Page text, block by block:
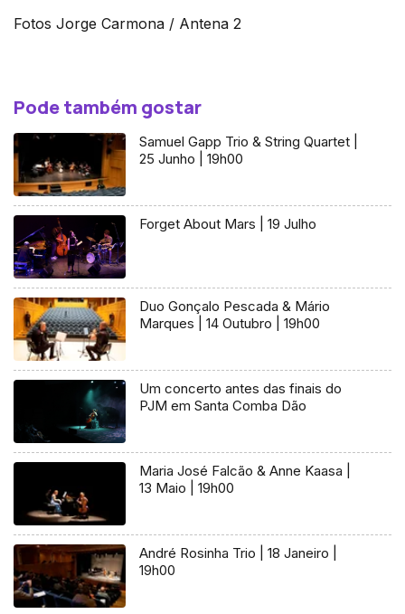
Fotos Jorge Carmona / Antena 2
Pode também gostar
Samuel Gapp Trio & String Quartet |
25 Junho | 19h00
Forget About Mars | 19 Julho
Duo Gonçalo Pescada & Mário
Marques | 14 Outubro | 19h00
Um concerto antes das finais do
PJM em Santa Comba Dão
Maria José Falcão & Anne Kaasa |
13 Maio | 19h00
André Rosinha Trio | 18 Janeiro |
19h00